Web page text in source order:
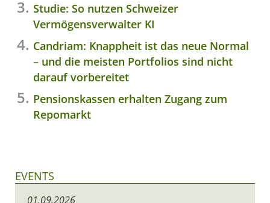
Studie: So nutzen Schweizer
Vermögensverwalter KI
Candriam: Knappheit ist das neue Normal
– und die meisten Portfolios sind nicht
darauf vorbereitet
Pensionskassen erhalten Zugang zum
Repomarkt
EVENTS
01.09.2026